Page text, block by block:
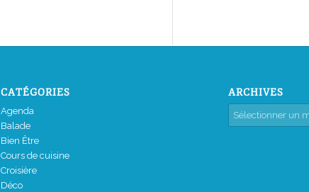
CATÉGORIES
Agenda
Balade
Bien Être
Cours de cuisine
Croisière
Déco
ARCHIVES